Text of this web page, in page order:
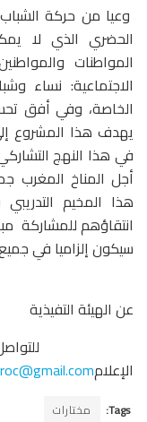
وعيا من حركة
الحضري الذي لا
المواطنات
الاجتماعية: نساء
الخاصة، وفي أفق
يهدف هذا المشروع
في هذا النهج
أجل المناخ المغرب
هذا المخيم
انتقاؤهم للمشاركة
سيكون إلزاميا في
عن الهيئة التفيذية
الإعلام
Tags: مختارات